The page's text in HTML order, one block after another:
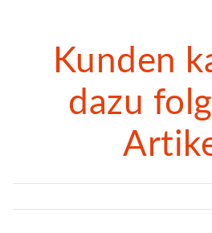
Kunden
dazu